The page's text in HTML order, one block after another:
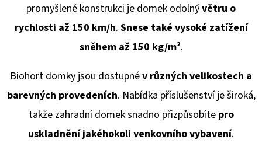
promyšlené konstrukci je domek odolnývětru o
rychlosti až 150 km/h. Snese také vysoké zatížení
sněhem až 150 kg/m².
Biohort domky jsou dostupnév různých velikostech a
barevných provedeních. Nabídka příslušenství je široká,
takže zahradní domek snadno přizpůsobíte pro
uskladnění jakéhokoli venkovního vybavení.